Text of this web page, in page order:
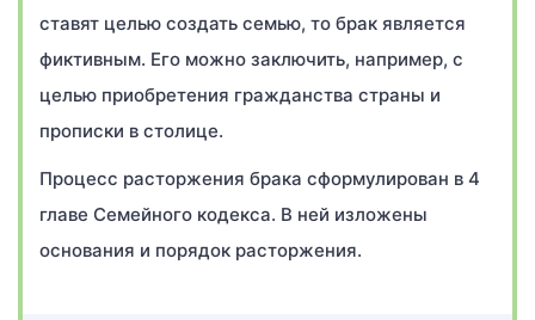
ставят целью создать семью, то брак является
фиктивным. Его можно заключить, например, с
целью приобретения гражданства страны и
прописки в столице.
Процесс расторжения брака сформулирован в 4
главе Семейного кодекса. В ней изложены
основания и порядок расторжения.